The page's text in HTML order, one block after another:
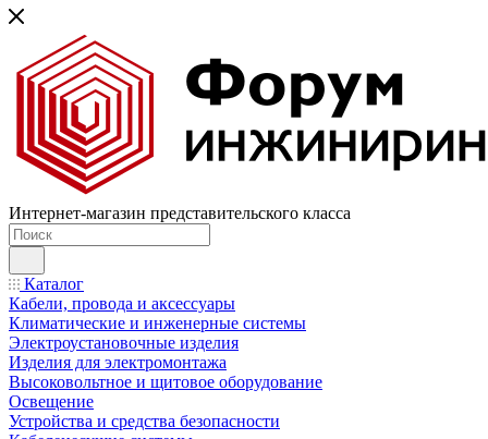
Интернет-магазин представительского класса
Каталог
Кабели, провода и аксессуары
Климатические и инженерные системы
Электроустановочные изделия
Изделия для электромонтажа
Высоковольтное и щитовое оборудование
Освещение
Устройства и средства безопасности